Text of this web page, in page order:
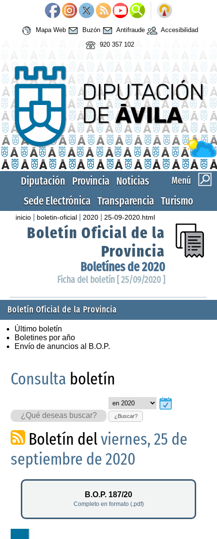
Mapa Web Buzón Antifraude
Accesibilidad
920 357 102
Menú
Diputación Provincia Noticias
Sede Electrónica Transparencia Turismo
inicio boletin-oficial 2020 25-09-2020.html
Boletín Oficial de la
Provincia
Boletínes de 2020
Ficha del boletín [ 25/09/2020 ]
Boletín Oficial de la Provincia
Último boletín
Boletines por año
Envío de anuncios al B.O.P.
Consulta boletín
¿Buscar?
Boletín delviernes, 25 de
septiembre de 2020
B.O.P. 187/20
Completo en formato (.pdf)